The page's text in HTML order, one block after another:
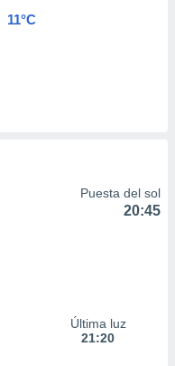
11°C
Puesta del sol
20:45
Última luz
21:20